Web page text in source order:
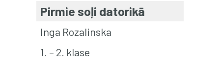
Pirmie soļi datorikā
Inga Rozalinska
1. – 2. klase